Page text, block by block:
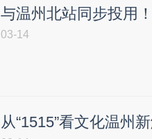
与温州北站同步投用
03-14
从“1515”看文化温州